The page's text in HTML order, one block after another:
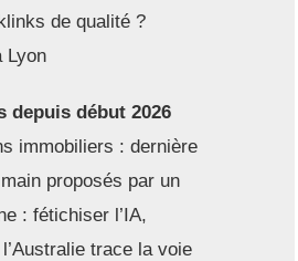
de qualité ?
Lyon
depuis début 2026
immobiliers : dernière
proposés par un
: fétichiser l’IA,
trace la voie